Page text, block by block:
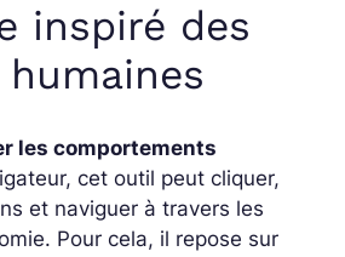
inspiré des
les comportements
cet outil peut cliquer,
et naviguer à travers les
Pour cela, il repose sur